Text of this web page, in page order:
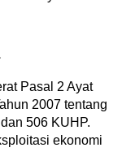
Pasal 2 Ayat
2007 tentang
506 KUHP.
ekonomi